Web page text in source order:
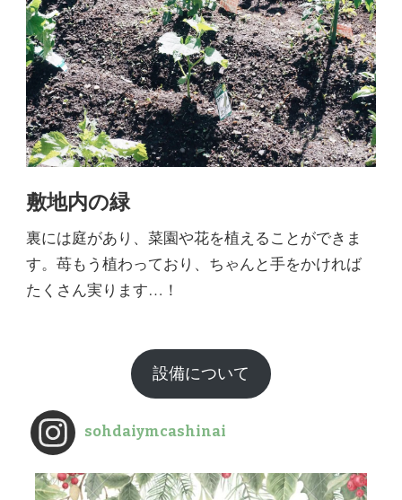
敷地内の緑
裏には庭があり、菜園や花を植えることができま
す。苺もう植わっており、ちゃんと手をかければ
たくさん実ります…！
設備について
sohdaiymcashinai